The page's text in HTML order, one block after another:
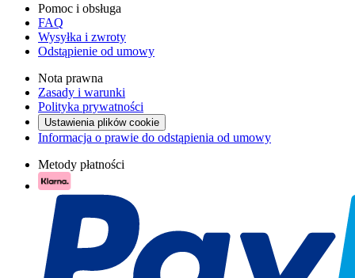
Pomoc i obsługa
FAQ
Wysyłka i zwroty
Odstąpienie od umowy
Nota prawna
Zasady i warunki
Polityka prywatności
Ustawienia plików cookie
Informacja o prawie do odstąpienia od umowy
Metody płatności